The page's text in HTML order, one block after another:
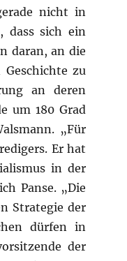
nicht in
dass sich ein
daran, an die
zu
an deren
um 180 Grad
„Für
Er hat
in der
Panse. „Die
Strategie der
dürfen in
der